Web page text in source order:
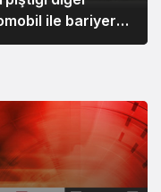
ile bariyer
sıkıştı